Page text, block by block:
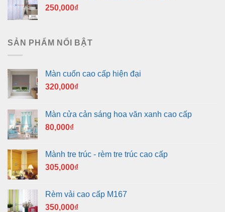
250,000₫
SẢN PHẨM NỔI BẬT
Màn cuốn cao cấp hiện đại
320,000₫
Màn cửa cản sáng hoa văn xanh cao cấp
80,000₫
Mành tre trúc - rèm tre trúc cao cấp
305,000₫
Rèm vải cao cấp M167
350,000₫